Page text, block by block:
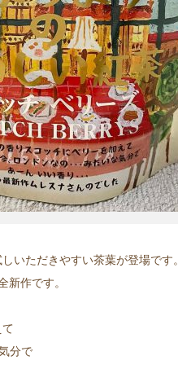
いただきやすい茶葉が登場です。
作です。
分で